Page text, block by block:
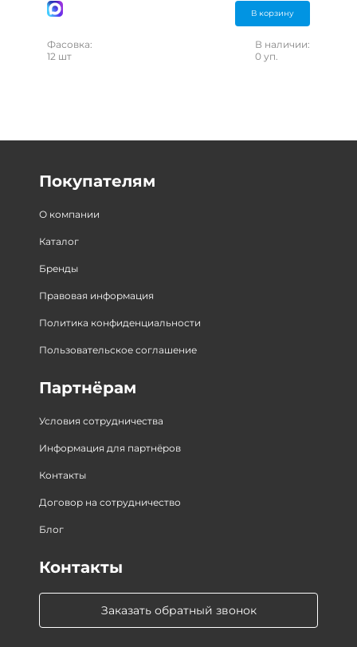
В корзину
Фасовка:
12 шт
В наличии:
0 уп.
Покупателям
О компании
Каталог
Бренды
Правовая информация
Политика конфиденциальности
Пользовательское соглашение
Партнёрам
Условия сотрудничества
Информация для партнёров
Контакты
Договор на сотрудничество
Блог
Заказать обратный звонок
Контакты